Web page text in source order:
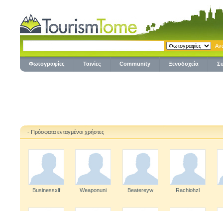
Φωτογραφίες Ταινίες Community Ξενοδοχεία
- Πρόσφατα ενταγμένοι χρήστες
Businessxlf Weaponuni Beatereyw Rachiohzl